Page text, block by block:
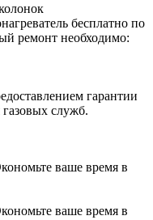
бесплатно по
ремонт необходимо:
гарантии
служб.
ваше время в
ваше время в